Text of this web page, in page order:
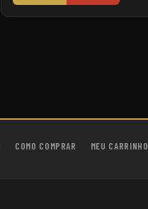
COMO COMPRAR MEU CARRINHO